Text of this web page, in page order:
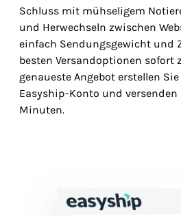
Schluss mit mühseligem
und Herwechseln zwischen
einfach Sendungsgewicht und
besten Versandoptionen sofort
genaueste Angebot erstellen
Easyship-Konto und
Minuten.